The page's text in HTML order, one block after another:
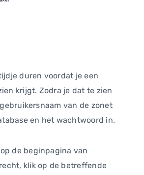
duren voordat je een
krijgt. Zodra je dat te zien
van de zonet
en het wachtwoord in.
de beginpagina van
klik op de betreffende